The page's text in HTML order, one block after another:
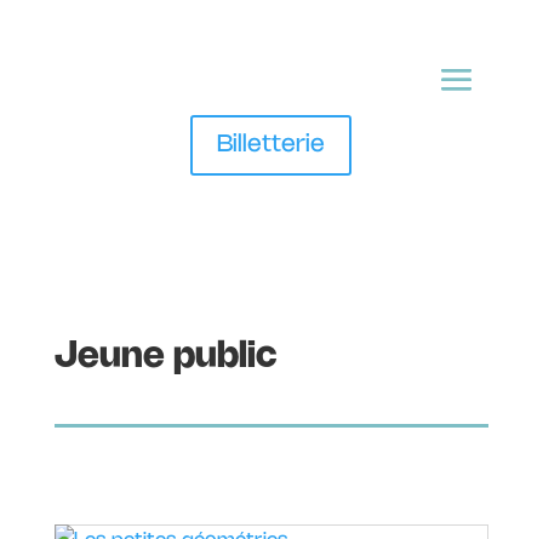
Billetterie
Jeune public